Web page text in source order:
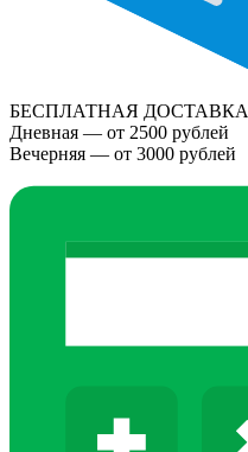
БЕСПЛАТНАЯ ДОСТАВКА
Дневная — от 2500 рублей
Вечерняя — от 3000 рублей